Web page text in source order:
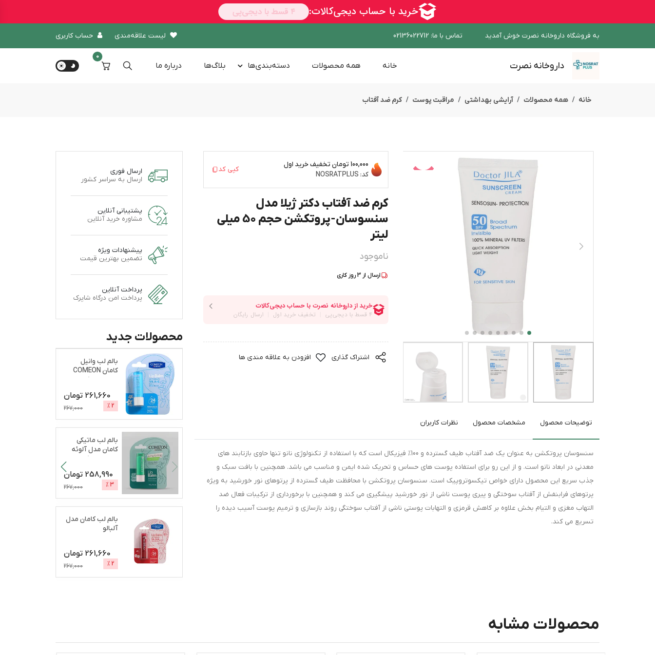
به فروشگاه داروخانه نصرت خوش آمدید تماس با ما:
02136022712 لیست علاقه‌مندی حساب کاربری
داروخانه نصرت خانه همه محصولات دسته‌بندی‌ها بلاگ‌ها درباره‌ ما
0
خانه همه محصولات آرایشی بهداشتی مراقبت پوست کرم ضد آفتاب
100,000 تومان
تخفیف خرید اول
کد: NOSRATPLUS
کپی کد
کرم ضد آفتاب دکتر ژیلا مدل
سنسوسان-پروتکشن حجم 50 میلی
لیتر
ناموجود
ارسال از 3روز کاری
اشتراک گذاری افزودن به علاقه مندی ها
توضیحات محصول مشخصات محصول نظرات کاربران
سنسوسان پروتکشن به عنوان یک ضد آفتاب طیف گسترده و 100% فیزیکال است که با استفاده از تکنولوژی نانو تنها حاوی بازتابند های
معدنی در ابعاد نانو است. و از این رو برای استفاده پوست های حساس و تحریک شده ایمن و مناسب می باشد. همچنین با بافت سبک و
جذب سریع این محصول دارای خواص تیکسوتروپیک است. سنسوسان پروتکشن با محافظت طیف گسترده از پرتوهای نور خورشید به ویژه
پرتوهای فرابنفش از آفتاب سوختگی و پیری پوست ناشی از نور خورشید پیشگیری می کند و همچنین با برخورداری از ترکیبات فعال ضد
التهاب مغزی و التیام بخش علاوه بر کاهش قرمزی و التهابات پوستی ناشی از آفتاب سوختگی روند بازسازی و ترمیم پوست آسیب دیده را
تسریع می کند.
ارسال فوری
ارسال به سراسر کشور
پشتیبانی آنلاین
مشاوره خرید آنلاین
پیشنهادات ویژه
تضمین بهترین قیمت
پرداخت آنلاین
پرداخت امن درگاه شاپرک
محصولات جدید
بالم لب وانیل
کامان COMEON
نرم و براق کننده
261,660 تومان
2
%
267,000
بالم لب ماتیکی
کامان مدل آلوئه
ورا مرطوب‌کننده،
258,990 تومان
3
%
267,000
بالم لب کامان مدل
آلبالو
261,660 تومان
2
%
267,000
محصولات مشابه